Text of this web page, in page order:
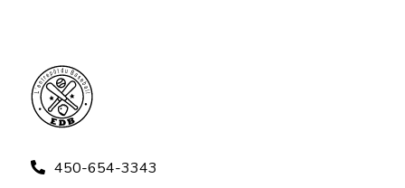
450-654-3343